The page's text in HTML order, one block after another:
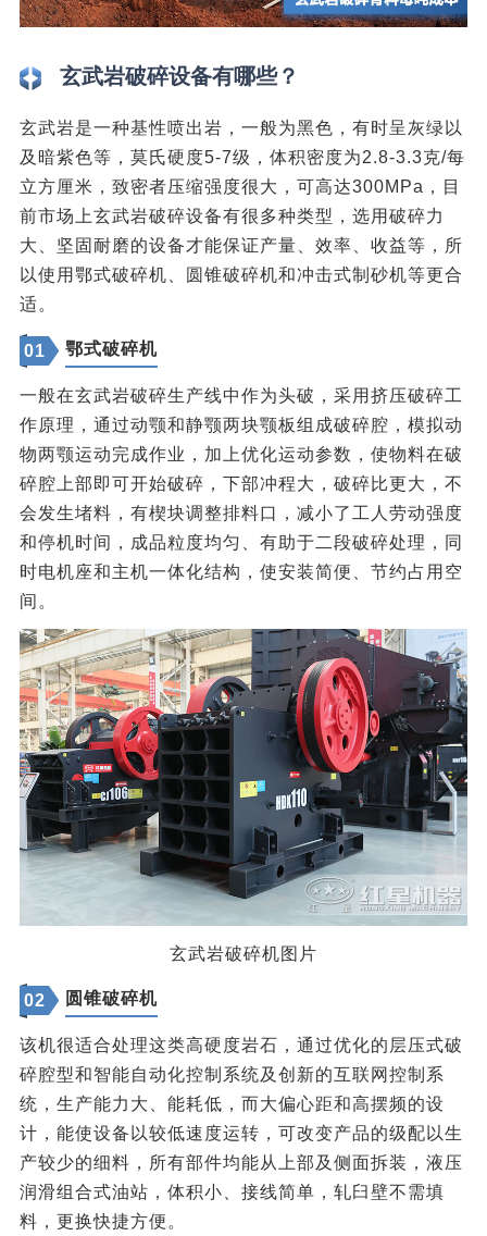
玄武岩破碎设备有哪些？
玄武岩是一种基性喷出岩，一般为黑色，有时呈灰绿以
及暗紫色等，莫氏硬度5-7级，体积密度为2.8-3.3克/每
立方厘米，致密者压缩强度很大，可高达300MPa，目
前市场上玄武岩破碎设备有很多种类型，选用破碎力
大、坚固耐磨的设备才能保证产量、效率、收益等，所
以使用鄂式破碎机、圆锥破碎机和冲击式制砂机等更合
适。
01 鄂式破碎机
一般在玄武岩破碎生产线中作为头破，采用挤压破碎工
作原理，通过动颚和静颚两块颚板组成破碎腔，模拟动
物两颚运动完成作业，加上优化运动参数，使物料在破
碎腔上部即可开始破碎，下部冲程大，破碎比更大，不
会发生堵料，有楔块调整排料口，减小了工人劳动强度
和停机时间，成品粒度均匀、有助于二段破碎处理，同
时电机座和主机一体化结构，使安装简便、节约占用空
间。
玄武岩破碎机图片
02 圆锥破碎机
该机很适合处理这类高硬度岩石，通过优化的层压式破
碎腔型和智能自动化控制系统及创新的互联网控制系
统，生产能力大、能耗低，而大偏心距和高摆频的设
计，能使设备以较低速度运转，可改变产品的级配以生
产较少的细料，所有部件均能从上部及侧面拆装，液压
润滑组合式油站，体积小、接线简单，轧臼壁不需填
料，更换快捷方便。